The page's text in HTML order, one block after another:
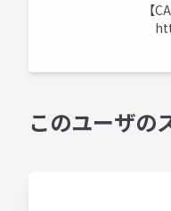
【
このユーザの